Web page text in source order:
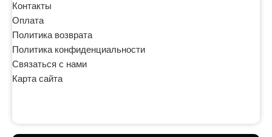
Контакты
Оплата
Политика возврата
Политика конфиденциальности
Связаться с нами
Карта сайта